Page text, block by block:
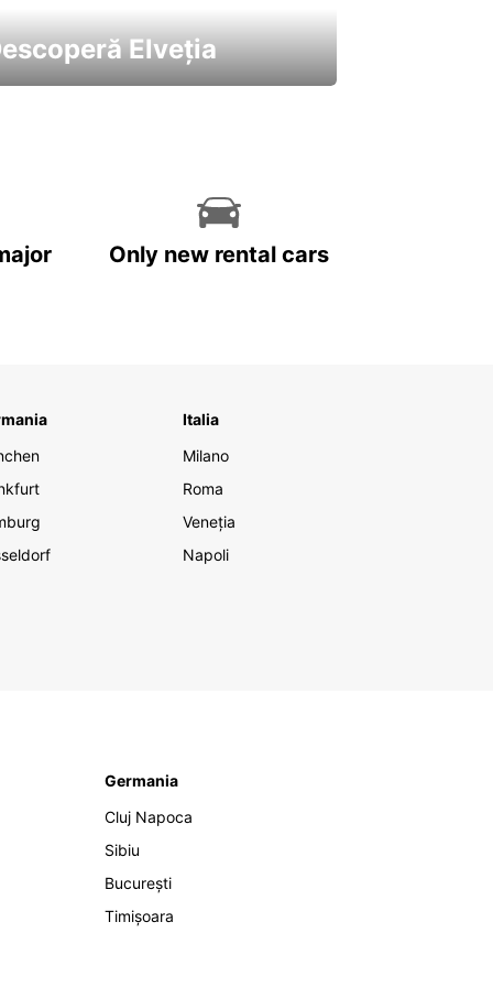
Elveția
Only new rental cars
Italia
Milano
Roma
Veneția
Napoli
Germania
Cluj Napoca
Sibiu
București
Timișoara